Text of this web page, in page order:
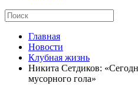
Главная
Новости
Клубная жизнь
Никита Сетдиков:
мусорного гола»